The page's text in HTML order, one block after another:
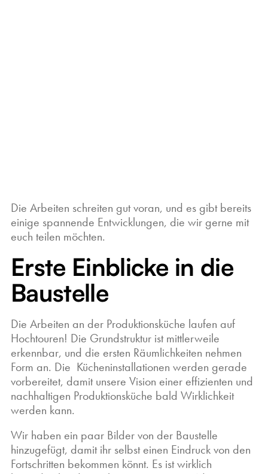
Die Arbeiten schreiten gut voran, und es gibt bereits
einige spannende Entwicklungen, die wir gerne mit
euch teilen möchten.
Erste Einblicke in die
Baustelle
Die Arbeiten an der Produktionsküche laufen auf
Hochtouren! Die Grundstruktur ist mittlerweile
erkennbar, und die ersten Räumlichkeiten nehmen
Form an. Die Kücheninstallationen werden gerade
vorbereitet, damit unsere Vision einer effizienten und
nachhaltigen Produktionsküche bald Wirklichkeit
werden kann.
Wir haben ein paar Bilder von der Baustelle
hinzugefügt, damit ihr selbst einen Eindruck von den
Fortschritten bekommen könnt. Es ist wirklich